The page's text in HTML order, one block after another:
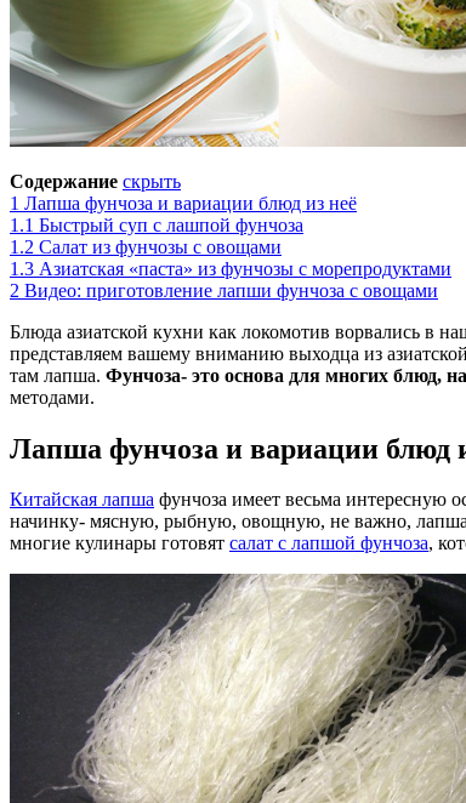
Содержание скрыть
1 Лапша фунчоза и вариации блюд из неё
1.1 Быстрый суп с лашпой фунчоза
1.2 Салат из фунчозы с овощами
1.3 Азиатская «паста» из фунчозы с морепродуктами
2 Видео: приготовление лапши фунчоза с овощами
Блюда азиатской кухни как локомотив ворвались в
представляем вашему вниманию выходца из
там лапша. Фунчоза- это основа для многих блюд,
методами.
Лапша фунчоза и вариации блюд
Китайская лапша фунчоза имеет весьма интересную
начинку- мясную, рыбную, овощную, не важно, лапша
многие кулинары готовят салат с лапшой фунчоза,